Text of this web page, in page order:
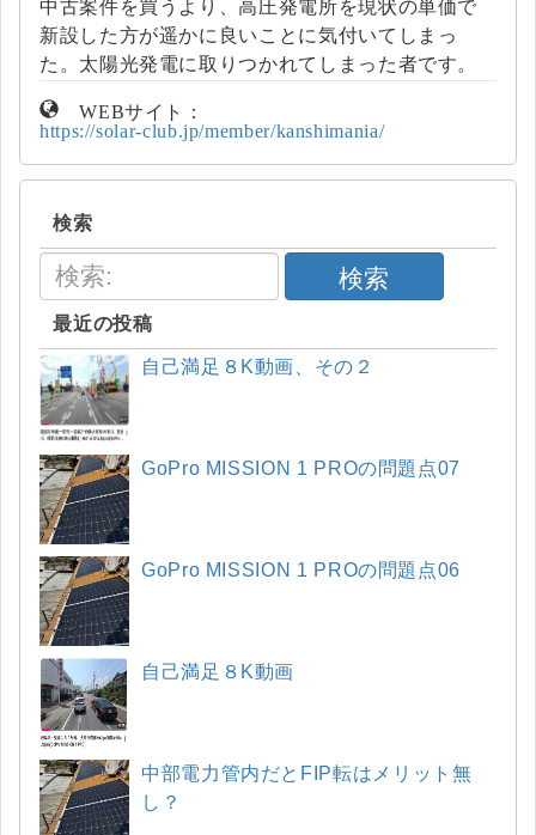
中古案件を買うより、高圧発電所を現状の単価で
新設した方が遥かに良いことに気付いてしまっ
た。太陽光発電に取りつかれてしまった者です。
WEBサイト：
https://solar-club.jp/member/kanshimania/
検索
検索
最近の投稿
自己満足８K動画、その２
GoPro MISSION 1 PROの問題点07
GoPro MISSION 1 PROの問題点06
自己満足８K動画
中部電力管内だとFIP転はメリット無
し？